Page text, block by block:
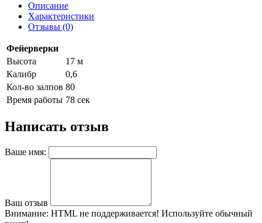
Описание
Характеристики
Отзывы (0)
Фейерверки
Высота
17 м
Калибр
0,6
Кол-во залпов 80
Время работы 78 сек
Написать отзыв
Ваше имя:
Ваш отзыв
Внимание: HTML не поддерживается! Используйте обычный